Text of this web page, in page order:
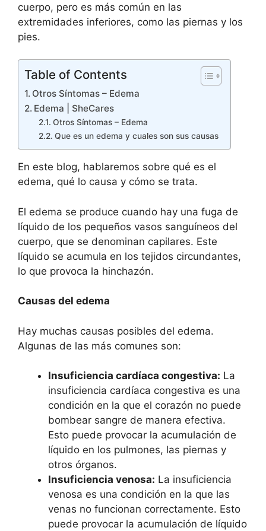
cuerpo, pero es más común en las
extremidades inferiores, como las piernas y los
pies.
Table of Contents
Otros Síntomas – Edema
Edema | SheCares
Otros Síntomas – Edema
Que es un edema y cuales son sus causas
En este blog, hablaremos sobre qué es el
edema, qué lo causa y cómo se trata.
El edema se produce cuando hay una fuga de
líquido de los pequeños vasos sanguíneos del
cuerpo, que se denominan capilares. Este
líquido se acumula en los tejidos circundantes,
lo que provoca la hinchazón.
Causas del edema
Hay muchas causas posibles del edema.
Algunas de las más comunes son:
Insuficiencia cardíaca congestiva: La
insuficiencia cardíaca congestiva es una
condición en la que el corazón no puede
bombear sangre de manera efectiva.
Esto puede provocar la acumulación de
líquido en los pulmones, las piernas y
otros órganos.
Insuficiencia venosa: La insuficiencia
venosa es una condición en la que las
venas no funcionan correctamente. Esto
puede provocar la acumulación de líquido